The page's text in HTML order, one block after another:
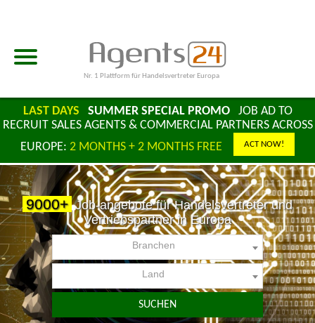
Nr. 1 Plattform für Handelsvertreter Europa
LAST DAYS SUMMER SPECIAL PROMOJOB AD TO
RECRUIT SALES AGENTS & COMMERCIAL PARTNERS ACROSS
EUROPE: 2 MONTHS + 2 MONTHS FREE ACT NOW!
9000+ Job-angebote für Handelsvertreter und
Vertriebspartner in Europa
Branchen
Land
SUCHEN